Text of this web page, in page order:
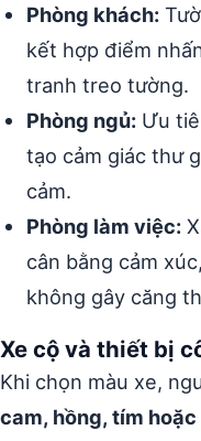
Phòng khách:
kết hợp điểm
tranh treo tường.
Phòng ngủ: Ưu
tạo cảm giác thư
cảm.
Phòng làm việc:
cân bằng cảm
không gây căng
Xe cộ và thiết bị
Khi chọn màu xe,
cam, hồng, tím hoặc